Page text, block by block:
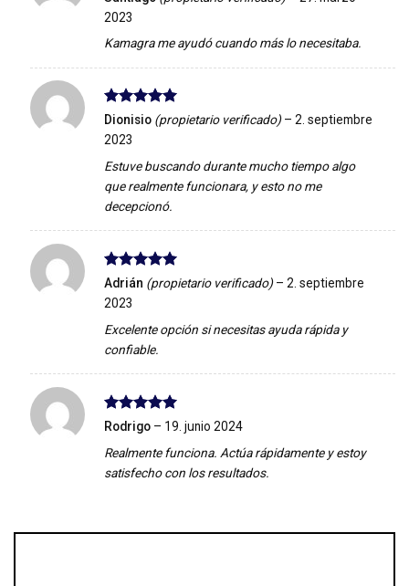
con
de 5
2023
Kamagra me ayudó cuando más lo necesitaba.
Valorado
con
de 5
Dionisio (propietario verificado) – 2. septiembre
2023
Estuve buscando durante mucho tiempo algo
que realmente funcionara, y esto no me
decepcionó.
Valorado
con
de 5
Adrián (propietario verificado) – 2. septiembre
2023
Excelente opción si necesitas ayuda rápida y
confiable.
Valorado
5de 5
Rodrigo – 19. junio 2024
Realmente funciona. Actúa rápidamente y estoy
satisfecho con los resultados.